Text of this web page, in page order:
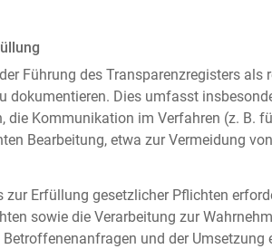
Führung des Transparenzregisters als
Dies umfasst
Kommunikation im Verfahren (z. B.
Bearbeitung, etwa zur Vermeidung
Erfüllung gesetzlicher Pflichten
sowie die Verarbeitung zur
und der Umsetzung